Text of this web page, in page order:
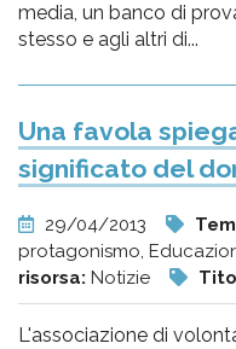
media, un banco di
stesso e agli altri di...
Una favola
significato del
29/04/2013
protagonismo,
risorsa: Notizie
L'associazione di